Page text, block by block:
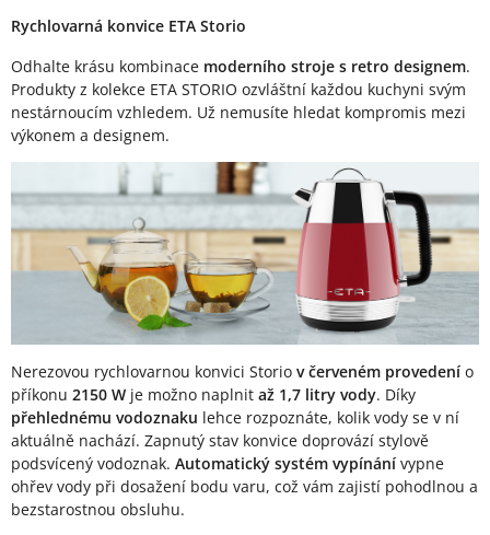
Rychlovarná konvice ETA Storio
Odhalte krásu kombinace moderního stroje s retro designem.
Produkty z kolekce ETA STORIO ozvláštní každou kuchyni svým
nestárnoucím vzhledem. Už nemusíte hledat kompromis mezi
výkonem a designem.
Nerezovou rychlovarnou konvici Storio v červeném provedení o
příkonu 2150 W je možno naplnit až 1,7 litry vody. Díky
přehlednému vodoznaku lehce rozpoznáte, kolik vody se v ní
aktuálně nachází. Zapnutý stav konvice doprovází stylově
podsvícený vodoznak. Automatický systém vypínání vypne
ohřev vody při dosažení bodu varu, což vám zajistí pohodlnou a
bezstarostnou obsluhu.